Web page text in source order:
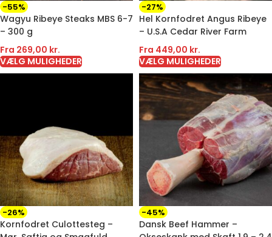
-55%
Wagyu Ribeye Steaks MBS 6-7
– 300 g
Fra 269,00 kr.
VÆLG MULIGHEDER
-27%
Hel Kornfodret Angus Ribeye
– U.S.A Cedar River Farm
Fra 449,00 kr.
VÆLG MULIGHEDER
-26%
Kornfodret Culottesteg –
-45%
Dansk Beef Hammer –